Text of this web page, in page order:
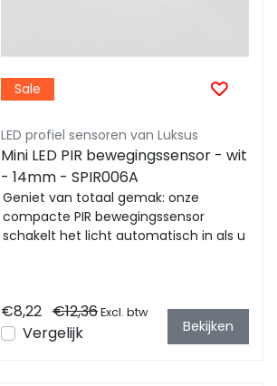
Sale
LED profiel sensoren van Luksus
Mini LED PIR bewegingssensor - wit
- 14mm - SPIR006A
Geniet van totaal gemak: onze
compacte PIR bewegingssensor
schakelt het licht automatisch in als u
€8,22 €12,36Excl. btw
Vergelijk Bekijken